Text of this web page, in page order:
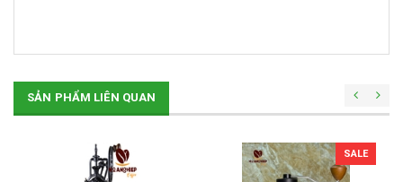
SẢN PHẨM LIÊN QUAN
SALE